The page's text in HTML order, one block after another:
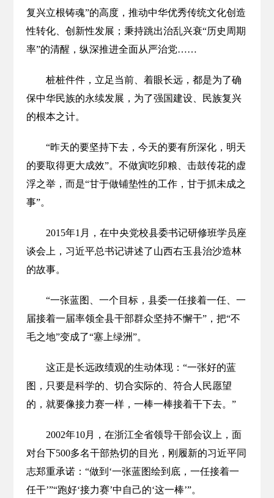
复兴立根铸魂”的高度，推动中华优秀传统文化创造
性转化、创新性发展；秉持跳出治乱兴衰“历史周期
率”的清醒，纵深推进全面从严治党……
桩桩件件，立足当前、着眼长远，都是为了确
保中华民族的永续发展，为了强国建设、民族复兴
的根本之计。
“昨天的要坚持下去，今天的要有所深化，明天
的要取得更大成效”。不做寅吃卯粮、击鼓传花的虚
浮之举，而是“甘于做铺垫性的工作，甘于抓未成之
事”。
2015年1月，在中央党校县委书记研修班学员座
谈会上，习近平总书记讲述了山西右玉县治沙造林
的故事。
“一张蓝图、一个目标，县委一任接着一任、一
届接着一届率领全县干部群众坚持不懈干”，把“不
毛之地”变成了“塞上绿洲”。
这正是长远政绩观的生动体现：“一张好的蓝
图，只要是科学的、切合实际的、符合人民愿望
的，就要像接力赛一样，一棒一棒接着干下去。”
2002年10月，在浙江全省领导干部会议上，面
对台下500多名干部热切的目光，刚履新的习近平同
志郑重承诺：“做到‘一张蓝图绘到底，一任接着一
任干’”“跑好‘接力赛’中自己的‘这一棒’”。